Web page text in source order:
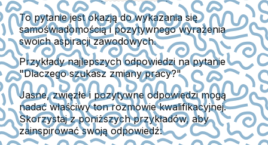
To pytanie jest okazją do wykazania się
samoświadomością i pozytywnego wyrażenia
swoich aspiracji zawodowych.
Przykłady najlepszych odpowiedzi na pytanie
"Dlaczego szukasz zmiany pracy?"
Jasne, zwięzłe i pozytywne odpowiedzi mogą
nadać właściwy ton rozmowie kwalifikacyjnej.
Skorzystaj z poniższych przykładów, aby
zainspirować swoją odpowiedź: